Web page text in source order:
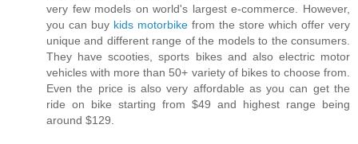
very few models on world's largest e-commerce. However,
you can buy kids motorbike from the store which offer very
unique and different range of the models to the consumers.
They have scooties, sports bikes and also electric motor
vehicles with more than 50+ variety of bikes to choose from.
Even the price is also very affordable as you can get the
ride on bike starting from $49 and highest range being
around $129.